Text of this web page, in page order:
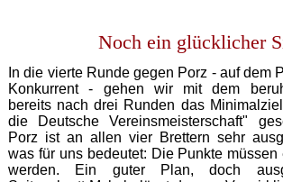
Noch ein glücklicher
In die vierte Runde gegen Porz - auf dem
Konkurrent - gehen wir mit dem
bereits nach drei Runden das
die Deutsche Vereinsmeisterschaft"
Porz ist an allen vier Brettern sehr
was für uns bedeutet: Die Punkte
werden. Ein guter Plan, doch